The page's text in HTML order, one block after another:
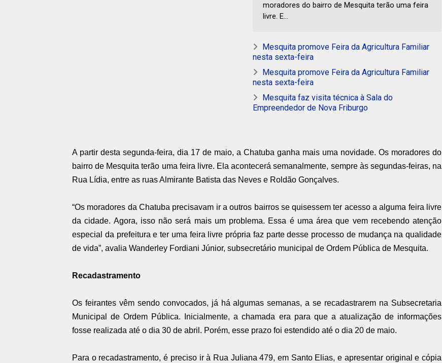
moradores do bairro de Mesquita terão uma feira
livre. E...
Mesquita promove Feira da Agricultura Familiar
nesta sexta-feira
Mesquita promove Feira da Agricultura Familiar
nesta sexta-feira
Mesquita faz visita técnica à Sala do
Empreendedor de Nova Friburgo
A partir desta segunda-feira, dia 17 de maio, a Chatuba ganha mais uma novidade. Os moradores do
bairro de Mesquita terão uma feira livre. Ela acontecerá semanalmente, sempre às segundas-feiras, na
Rua Lídia, entre as ruas Almirante Batista das Neves e Roldão Gonçalves.
“Os moradores da Chatuba precisavam ir a outros bairros se quisessem ter acesso a alguma feira livre
da cidade. Agora, isso não será mais um problema. Essa é uma área que vem recebendo atenção
especial da prefeitura e ter uma feira livre própria faz parte desse processo de mudança na qualidade
de vida”, avalia Wanderley Fordiani Júnior, subsecretário municipal de Ordem Pública de Mesquita.
Recadastramento
Os feirantes vêm sendo convocados, já há algumas semanas, a se recadastrarem na Subsecretaria
Municipal de Ordem Pública. Inicialmente, a chamada era para que a atualização de informações
fosse realizada até o dia 30 de abril. Porém, esse prazo foi estendido até o dia 20 de maio.
Para o recadastramento, é preciso ir à Rua Juliana 479, em Santo Elias, e apresentar original e cópia